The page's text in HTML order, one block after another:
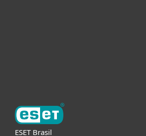
ESET Brasil